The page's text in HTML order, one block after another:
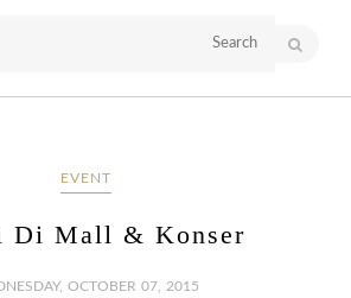
EVENT
Di Mall & Konser
OCTOBER 07, 2015